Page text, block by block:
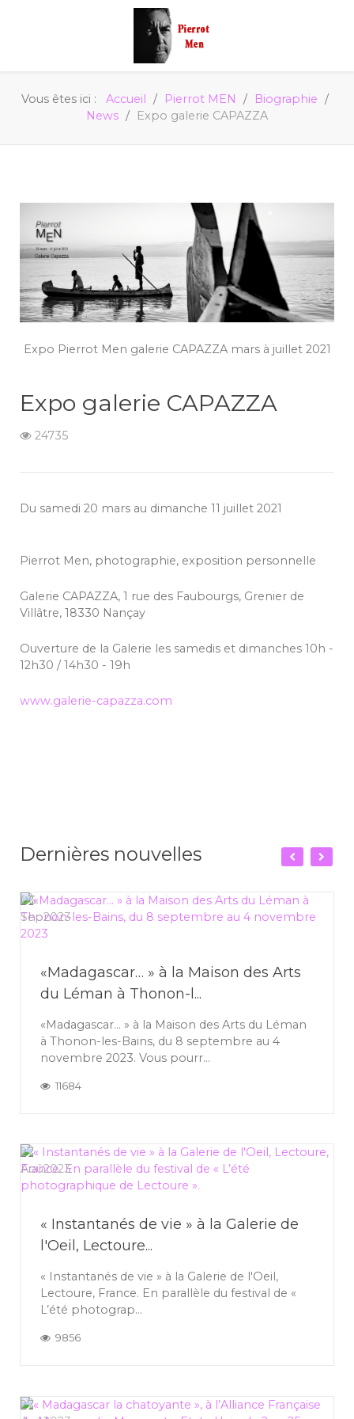
Vous êtes ici : Accueil Pierrot MEN
Biographie
News
Expo galerie CAPAZZA
Expo Pierrot Men galerie CAPAZZA mars à juillet 2021
Expo galerie CAPAZZA
24735
Du samedi 20 mars au dimanche 11 juillet 2021
Pierrot Men, photographie, exposition personnelle
Galerie CAPAZZA, 1 rue des Faubourgs, Grenier de
Villâtre, 18330 Nançay
Ouverture de la Galerie les samedis et dimanches 10h -
12h30 / 14h30 - 19h
www.galerie-capazza.com
Dernières nouvelles
06
Sep2023
«Madagascar… » à la Maison des Arts
du Léman à Thonon-l...
«Madagascar… » à la Maison des Arts du Léman
à Thonon-les-Bains, du 8 septembre au 4
novembre 2023. Vous pourr...
11684
27
Aoû2023
« Instantanés de vie » à la Galerie de
l'Oeil, Lectoure...
« Instantanés de vie » à la Galerie de l'Oeil,
Lectoure, France. En parallèle du festival de «
L’été photograp...
9856
27